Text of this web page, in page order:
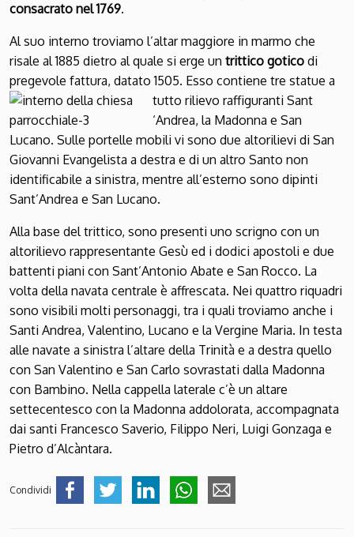
consacrato nel 1769.
Al suo interno troviamo l’altar maggiore in marmo che
risale al 1885 dietro al quale si erge un trittico gotico di
pregevole fattura, datato 1505. Esso contiene tre statue a
tutto rilievo raffiguranti Sant
‘Andrea, la Madonna e San
Lucano. Sulle portelle mobili vi sono due altorilievi di San
Giovanni Evangelista a destra e di un altro Santo non
identificabile a sinistra, mentre all’esterno sono dipinti
Sant’Andrea e San Lucano.
Alla base del trittico, sono presenti uno scrigno con un
altorilievo rappresentante Gesù ed i dodici apostoli e due
battenti piani con Sant’Antonio Abate e San Rocco. La
volta della navata centrale è affrescata. Nei quattro riquadri
sono visibili molti personaggi, tra i quali troviamo anche i
Santi Andrea, Valentino, Lucano e la Vergine Maria. In testa
alle navate a sinistra l’altare della Trinità e a destra quello
con San Valentino e San Carlo sovrastati dalla Madonna
con Bambino. Nella cappella laterale c’è un altare
settecentesco con la Madonna addolorata, accompagnata
dai santi Francesco Saverio, Filippo Neri, Luigi Gonzaga e
Pietro d’Alcàntara.
Condividi